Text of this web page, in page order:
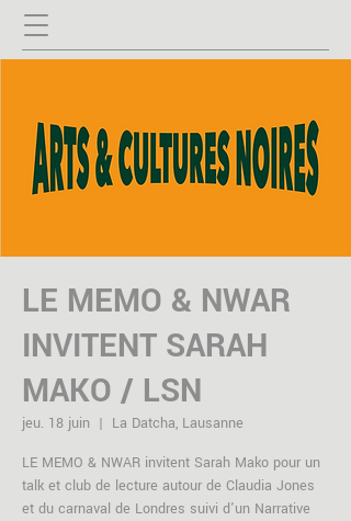
LE MEMO & NWAR
INVITENT SARAH
MAKO / LSN
jeu. 18 juin
  |
La Datcha, Lausanne
LE MEMO & NWAR invitent Sarah Mako pour un
talk et club de lecture autour de Claudia Jones
et du carnaval de Londres suivi d'un Narrative